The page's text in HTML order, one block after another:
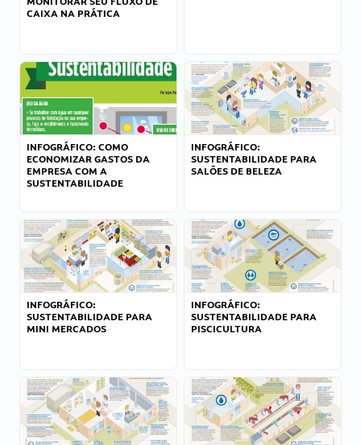
CAIXA NA PRÁTICA
INFOGRÁFICO: COMO
ECONOMIZAR GASTOS DA
EMPRESA COM A
SUSTENTABILIDADE
INFOGRÁFICO:
SUSTENTABILIDADE PARA
SALÕES DE BELEZA
INFOGRÁFICO:
SUSTENTABILIDADE PARA
MINI MERCADOS
INFOGRÁFICO:
SUSTENTABILIDADE PARA
PISCICULTURA